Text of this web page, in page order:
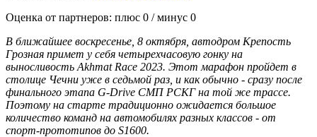
Оценка от партнеров: плюс 0 / минус 0
В ближайшее воскресенье, 8 октября, автодром Крепость
Грозная примет у себя четырехчасовую гонку на
выносливость Akhmat Race 2023. Этот марафон пройдет в
столице Чечни уже в седьмой раз, и как обычно - сразу после
финального этапа G-Drive СМП РСКГ на той же трассе.
Поэтому на старте традиционно ожидается большое
количество команд на автомобилях разных классов - от
спорт-прототипов до S1600.